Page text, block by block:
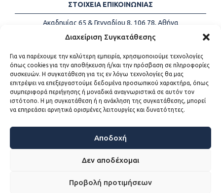
Διαχείριση Συγκατάθεσης
Για να παρέχουμε την καλύτερη εμπειρία, χρησιμοποιούμε τεχνολογίες
όπως cookies για την αποθήκευση ή/και την πρόσβαση σε πληροφορίες
συσκευών. Η συγκατάθεση για τις εν λόγω τεχνολογίες θα μας
επιτρέψει να επεξεργαστούμε δεδομένα προσωπικού χαρακτήρα, όπως
συμπεριφορά περιήγησης ή μοναδικά αναγνωριστικά σε αυτόν τον
ιστότοπο. Η μη συγκατάθεση ή η ανάκληση της συγκατάθεσης, μπορεί
να επηρεάσει αρνητικά ορισμένες λειτουργίες και δυνατότητες.
Αποδοχή
Δεν αποδέχομαι
Προβολή προτιμήσεων
ΣΤΟΙΧΕΙΑ ΕΠΙΚΟΙΝΩΝΙΑΣ
Ακαδημίας 65 & Γενναδίου 8, 106 78, Αθήνα
Τηλέφωνα:
+30 213-2147500
Email:
info@kede.gr
ΧΡΗΣΙΜΟΙ ΣΥΝΔΕΣΜΟΙ
Η ΚΕΔΕ
Sitemap
Προσβασιμότητα
Όροι χρήσης
WEB DEVELOPMENT BY ΕΓΚΡΙΤΟΣ GROUP - ΣΥΝΕΡΓΑΣΙΑ Α.Ε.